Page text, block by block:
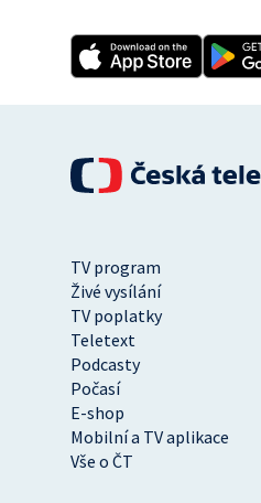
TV program
Živé vysílání
TV poplatky
Teletext
Podcasty
Počasí
E-shop
Mobilní a TV aplikace
Vše o ČT